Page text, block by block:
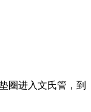
圈进入文氏管，到